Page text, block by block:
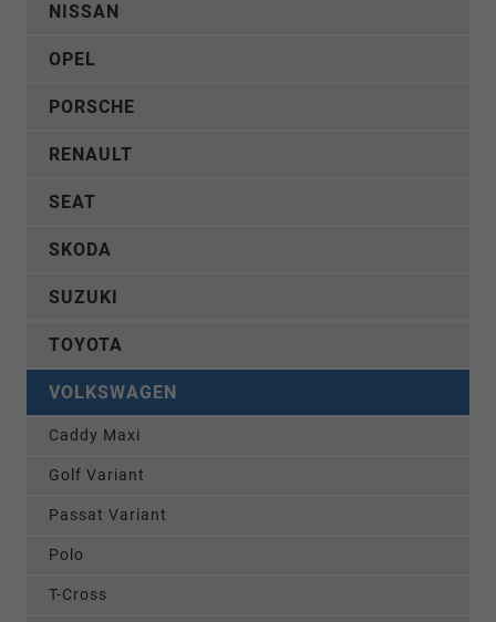
NISSAN
OPEL
PORSCHE
RENAULT
SEAT
SKODA
SUZUKI
TOYOTA
VOLKSWAGEN
Caddy Maxi
Golf Variant
Passat Variant
Polo
T-Cross